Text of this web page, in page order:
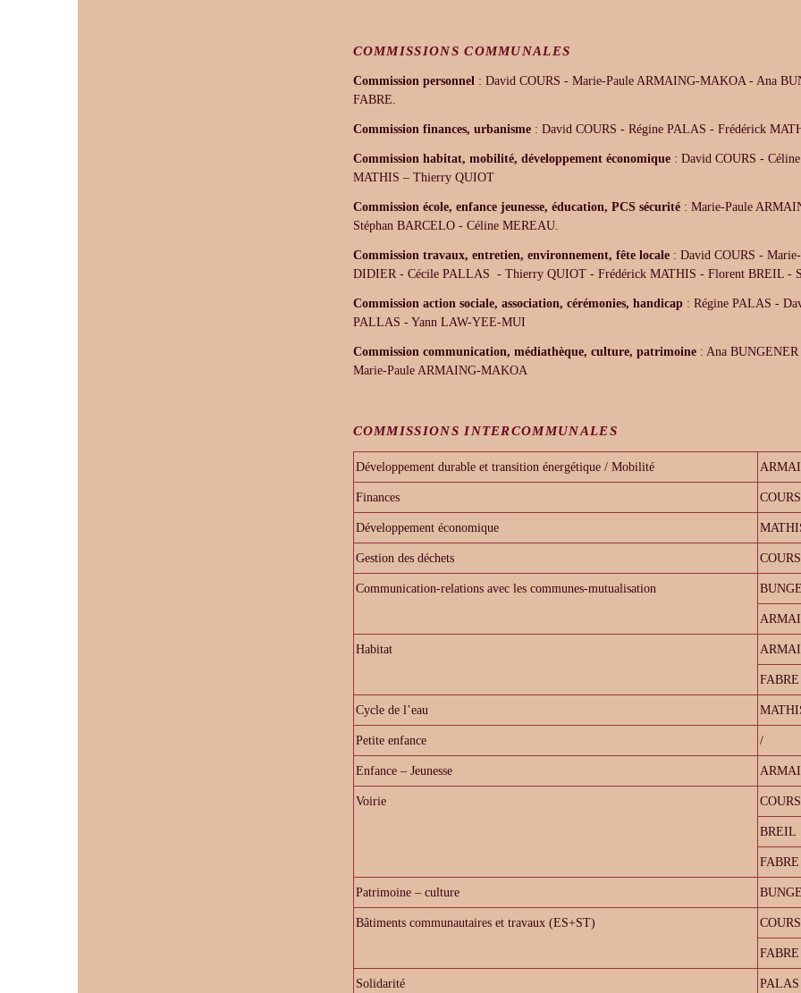
COMMISSIONS COMMUNALES
Commission personnel: David COURS - Marie-Paule ARMAING-MAKOA - Ana
FABRE.
Commission finances, urbanisme: David COURS - Régine PALAS - Frédérick
Commission habitat, mobilité, développement économique: David COURS -
MATHIS – Thierry QUIOT
Commission école, enfance jeunesse, éducation, PCS sécurité: Marie-Paule
Stéphan BARCELO - Céline MEREAU.
Commission travaux, entretien, environnement, fête locale: David COURS -
DIDIER - Cécile PALLAS - Thierry QUIOT - Frédérick MATHIS - Florent BREIL -
Commission action sociale, association, cérémonies, handicap: Régine PALAS -
PALLAS - Yann LAW-YEE-MUI
Commission communication, médiathèque, culture, patrimoine: Ana
Marie-Paule ARMAING-MAKOA
COMMISSIONS INTERCOMMUNALES
Développement durable et transition énergétique / Mobilité
Finances COURS
Développement économique
Gestion des déchets COURS
Communication-relations avec les communes-mutualisation
Habitat
FABRE
Cycle de l’eau
Petite enfance /
Enfance – Jeunesse
Voirie COURS
BREIL
FABRE
Patrimoine – culture
Bâtiments communautaires et travaux (ES+ST) COURS
FABRE
Solidarité PALAS